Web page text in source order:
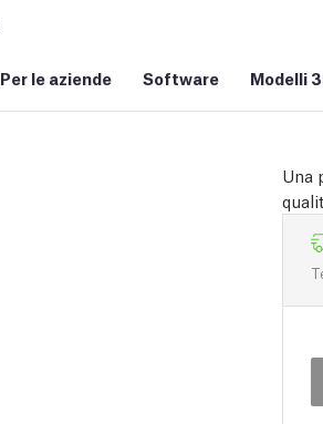
Per le aziende Software Modelli
Una